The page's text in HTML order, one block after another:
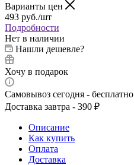
Варианты цен
493 руб./шт
Подробности
Нет в наличии
Нашли дешевле?
Хочу в подарок
Самовывоз сегодня - бесплатно
Доставка завтра - 390 ₽
Описание
Как купить
Оплата
Доставка